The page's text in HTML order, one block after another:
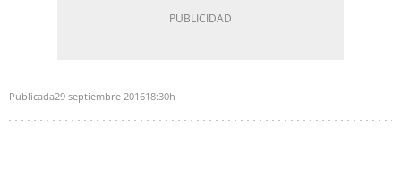
Publicada29 septiembre 201618:30h